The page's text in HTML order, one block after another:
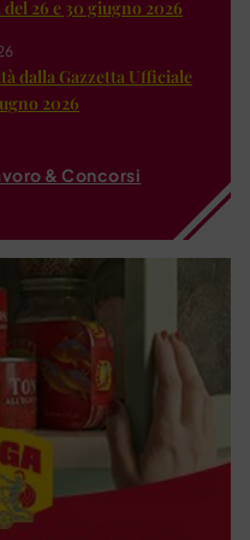
26 e 30 giugno 2026
dalla Gazzetta Ufficiale
2026
& Concorsi